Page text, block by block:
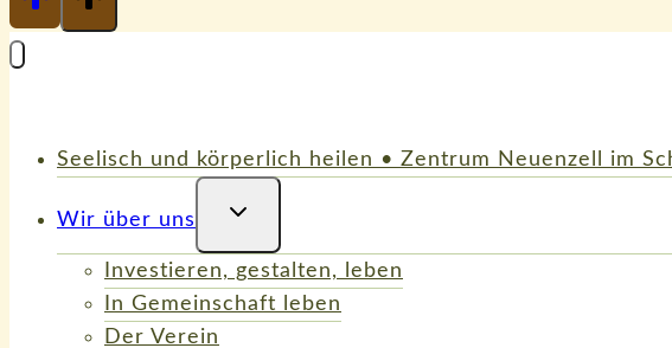
Seelisch und körperlich heilen • Zentrum Neuenzell im
Wir über uns
Untermenü
Investieren, gestalten, leben
In Gemeinschaft leben
Der Verein